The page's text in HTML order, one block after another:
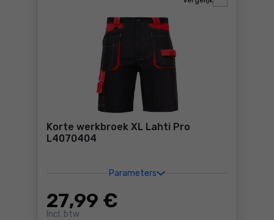
Korte werkbroek XL Lahti Pro
L4070404
Parameters
27,99 €
Incl. btw